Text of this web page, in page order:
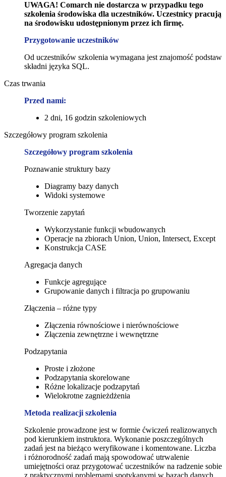
UWAGA! Comarch nie dostarcza w przypadku tego
szkolenia środowiska dla uczestników. Uczestnicy pracują
na środowisku udostępnionym przez ich firmę.
Przygotowanie uczestników
Od uczestników szkolenia wymagana jest znajomość podstaw
składni języka SQL.
Czas trwania
Przed nami:
2 dni, 16 godzin szkoleniowych
Szczegółowy program szkolenia
Szczegółowy program szkolenia
Poznawanie struktury bazy
Diagramy bazy danych
Widoki systemowe
Tworzenie zapytań
Wykorzystanie funkcji wbudowanych
Operacje na zbiorach Union, Union, Intersect, Except
Konstrukcja CASE
Agregacja danych
Funkcje agregujące
Grupowanie danych i filtracja po grupowaniu
Złączenia – różne typy
Złączenia równościowe i nierównościowe
Złączenia zewnętrzne i wewnętrzne
Podzapytania
Proste i złożone
Podzapytania skorelowane
Różne lokalizacje podzapytań
Wielokrotne zagnieżdżenia
Metoda realizacji szkolenia
Szkolenie prowadzone jest w formie ćwiczeń realizowanych
pod kierunkiem instruktora. Wykonanie poszczególnych
zadań jest na bieżąco weryfikowane i komentowane. Liczba
i różnorodność zadań mają spowodować utrwalenie
umiejętności oraz przygotować uczestników na radzenie sobie
z praktycznymi problemami spotykanymi w bazach danych.